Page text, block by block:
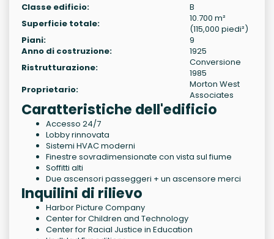
Classe edificio:
B
Superficie totale:
10.700 m²
(115,000 piedi²)
Piani:
9
Anno di costruzione:
1925
Ristrutturazione:
Conversione
1985
Proprietario:
Morton West
Associates
Caratteristiche dell'edificio
Accesso 24/7
Lobby rinnovata
Sistemi HVAC moderni
Finestre sovradimensionate con vista sul fiume
Soffitti alti
Due ascensori passeggeri + un ascensore merci
Inquilini di rilievo
Harbor Picture Company
Center for Children and Technology
Center for Racial Justice in Education